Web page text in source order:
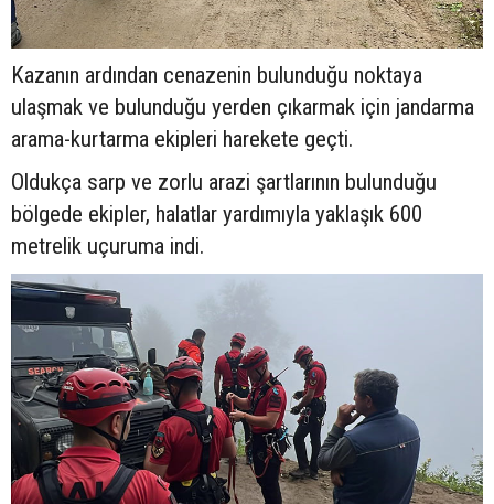
Kazanın ardından cenazenin bulunduğu noktaya
ulaşmak ve bulunduğu yerden çıkarmak için jandarma
arama-kurtarma ekipleri harekete geçti.
Oldukça sarp ve zorlu arazi şartlarının bulunduğu
bölgede ekipler, halatlar yardımıyla yaklaşık 600
metrelik uçuruma indi.